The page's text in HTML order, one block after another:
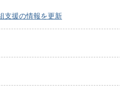
支援の情報を更新